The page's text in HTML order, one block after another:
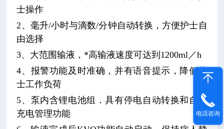
士操作
2、毫升/小时与滴数/分钟自动转换，方便护士自
由选择
3、大范围输液，*高输液速度可达到1200ml／h
4、报警功能及时准确，并有语音提示，降低护
士工作负荷
5、泵内含锂电池组．具有停电自动转换和自动
充电管理功能
电话咨询